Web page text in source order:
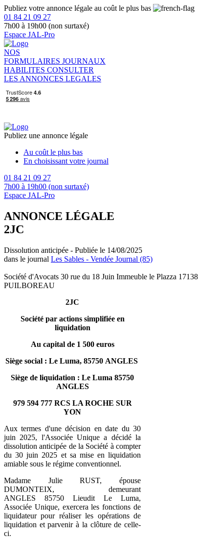
Publiez votre annonce légale au coût le plus bas
01 84 21 09 27
7h00 à 19h00 (non surtaxé)
Espace JAL-Pro
NOS
FORMULAIRES JOURNAUX
HABILITES CONSULTER
LES ANNONCES LEGALES
Publiez une annonce légale
Au coût le plus bas
En choisissant votre journal
01 84 21 09 27
7h00 à 19h00 (non surtaxé)
Espace JAL-Pro
ANNONCE LÉGALE
2JC
Dissolution anticipée - Publiée le 14/08/2025
dans le journal Les Sables - Vendée Journal (85)
Société d'Avocats 30 rue du 18 Juin Immeuble le Plazza 17138
PUILBOREAU
2JC
Société par actions simplifiée en
liquidation
Au capital de 1 500 euros
Siège social : Le Luma, 85750 ANGLES
Siège de liquidation : Le Luma 85750
ANGLES
979 594 777 RCS LA ROCHE SUR
YON
Aux termes d'une décision en date du 30
juin 2025, l'Associée Unique a décidé la
dissolution anticipée de la Société à compter
du 30 juin 2025 et sa mise en liquidation
amiable sous le régime conventionnel.
Madame Julie RUST, épouse
DUMONTEIX, demeurant
ANGLES 85750 Lieudit Le Luma,
Associée Unique, exercera les fonctions de
liquidateur pour réaliser les opérations de
liquidation et parvenir à la clôture de celle-
ci.